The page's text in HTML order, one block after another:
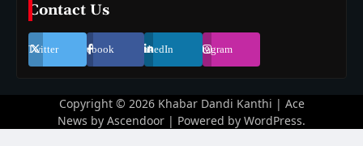
Contact Us
Twitter Facebook LinkedIn Instagram
Copyright © 2026 Khabar Dandi Kanthi | Ace
News by Ascendoor | Powered by WordPress.